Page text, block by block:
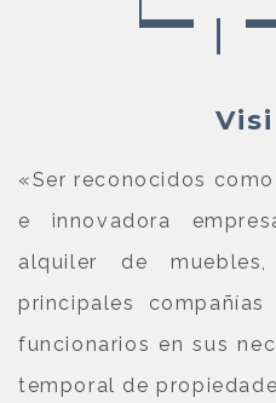
«Ser reconocidos
e innovadora
alquiler de
principales
funcionarios en sus
temporal de